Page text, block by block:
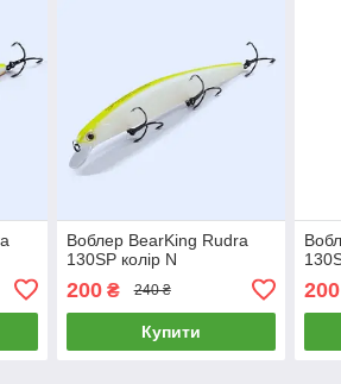
Воблер BearKing Rudra
130SP колір N
200₴ 240 ₴
Купити
200